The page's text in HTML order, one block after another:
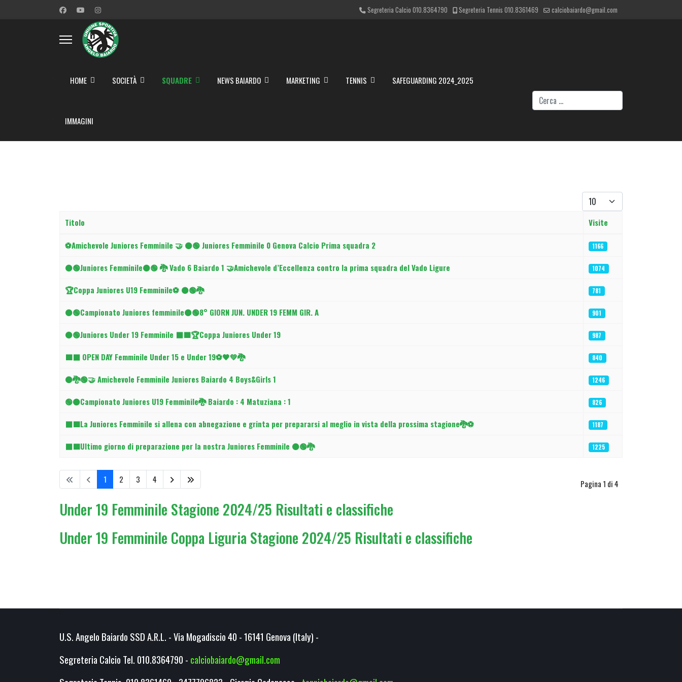
Segreteria Calcio 010.8364790 Segreteria Tennis 010.8361469 calciobaiardo@gmail.com
HOME SOCIETÀ SQUADRE NEWS BAIARDO MARKETING TENNIS SAFEGUARDING 2024_2025
IMMAGINI
Cerca
Visualizza #
Titolo Visite
⚽️Amichevole Juniores Femminile 🤝 ⚫️🟢 Juniores Femminile 0 Genova Calcio Prima squadra 2 1166
⚫️🟢Juniores Femminile⚫🟢 🐉 Vado 6 Baiardo 1 🤝Amichevole d’Eccellenza contro la prima squadra del Vado Ligure 1074
🏆Coppa Juniores U19 Femminile⚽ ⚫️🟢🐉 781
⚫️🟢Campionato Juniores femminile⚫🟢8° GIORN JUN. UNDER 19 FEMM GIR. A 901
⚫🟢Juniores Under 19 Femminile ⬛🟩🏆Coppa Juniores Under 19 987
🟩⬛ OPEN DAY Femminile Under 15 e Under 19⚽🖤💚🐉 840
⚫️🐉🟢🤝 Amichevole Femminile Juniores Baiardo 4 Boys&Girls 1 1246
🟢⚫️Campionato Juniores U19 Femminile🐉 Baiardo : 4 Matuziana : 1 826
⬛🟩La Juniores Femminile si allena con abnegazione e grinta per prepararsi al meglio in vista della prossima stagione🐉⚽ 1187
⬛🟩Ultimo giorno di preparazione per la nostra Juniores Femminile ⚫🟢🐉 1225
Pagina 1 di 4
1 2 3 4
Under 19 Femminile Stagione 2024/25 Risultati e classifiche
Under 19 Femminile Coppa Liguria Stagione 2024/25 Risultati e classifiche
U.S. Angelo Baiardo SSD A.R.L. - Via Mogadiscio 40 - 16141 Genova (Italy) -
Segreteria Calcio Tel. 010.8364790 - calciobaiardo@gmail.com